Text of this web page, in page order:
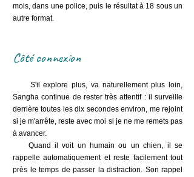
mois, dans une police, puis le résultat à 18 sous un
autre format.
Côté connexion
S'il explore plus, va naturellement plus loin,
Sangha continue de rester très attentif : il surveille
derrière toutes les dix secondes environ, me rejoint
si je m'arrête, reste avec moi si je ne me remets pas
à avancer.
Quand il voit un humain ou un chien, il se
rappelle automatiquement et reste facilement tout
près le temps de passer la distraction. Son rappel